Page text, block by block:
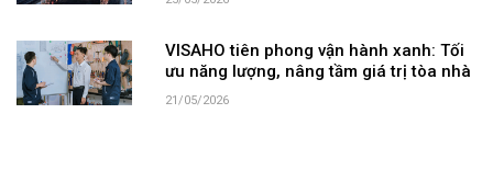
VISAHO tiên phong vận hành xanh: Tối
ưu năng lượng, nâng tầm giá trị tòa nhà
21/05/2026